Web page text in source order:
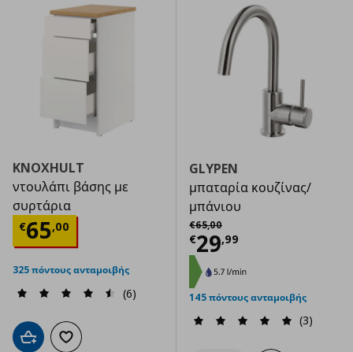
KNOXHULT
ντουλάπι βάσης με
συρτάρια
€65,00
Τρέχουσα τιμή € 65,00
325 πόντους ανταμοιβής
(6)
Προσθήκη στο καλάθι
Προσθήκη στα αγαπημένα
GLYPEN
μπαταρία κουζίνας/
μπάνιου
€65,00
Αρχική τιμή
€29,99
Τρέχουσα
145 πόντους ανταμοιβής
(3)